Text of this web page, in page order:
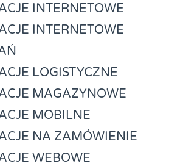
INTERNETOWE
INTERNETOWE
LOGISTYCZNE
MAGAZYNOWE
MOBILNE
NA ZAMÓWIENIE
WEBOWE